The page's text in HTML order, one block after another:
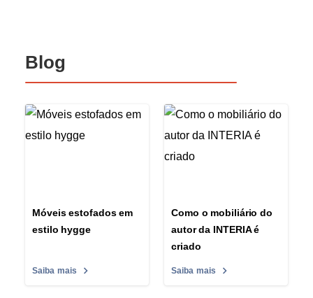
Blog
Móveis estofados em
estilo hygge
Saiba mais
Como o mobiliário do
autor da INTERIA é
criado
Saiba mais